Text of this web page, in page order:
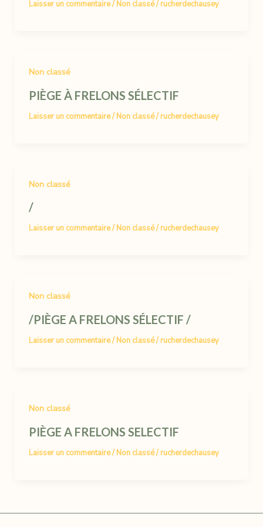
Laisser un commentaire/Non classé/rucherdechausey
Non classé
PIÈGE À FRELONS SÉLECTIF
Laisser un commentaire/Non classé/rucherdechausey
Non classé
/
Laisser un commentaire/ Non classé/ rucherdechausey
Non classé
/PIÈGE A FRELONS SÉLECTIF /
Laisser un commentaire/Non classé/rucherdechausey
Non classé
PIÈGE A FRELONS SELECTIF
Laisser un commentaire/Non classé/rucherdechausey